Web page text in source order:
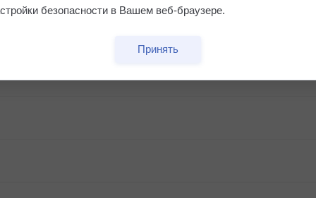
безопасности в Вашем веб-браузере.
Принять